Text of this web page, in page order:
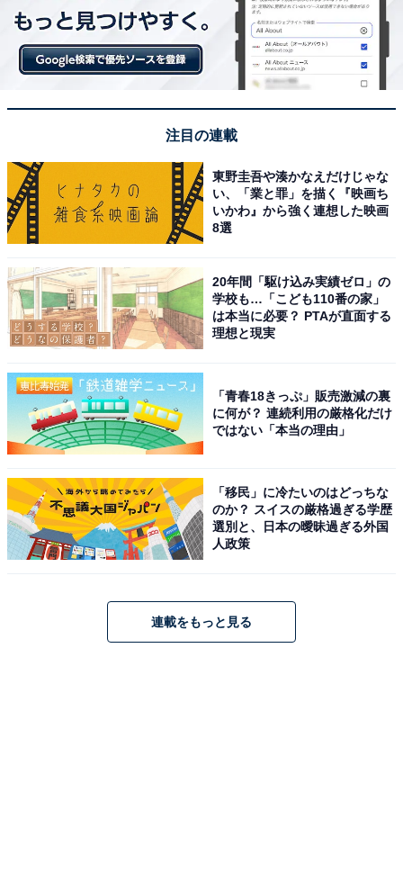
注目の連載
東野圭吾や湊かなえだけじゃな
い、「業と罪」を描く『映画ち
いかわ』から強く連想した映画
8選
20年間「駆け込み実績ゼロ」の
学校も…「こども110番の家」
は本当に必要？ PTAが直面する
理想と現実
「青春18きっぷ」販売激減の裏
に何が？ 連続利用の厳格化だけ
ではない「本当の理由」
「移民」に冷たいのはどっちな
のか？ スイスの厳格過ぎる学歴
選別と、日本の曖昧過ぎる外国
人政策
連載をもっと見る